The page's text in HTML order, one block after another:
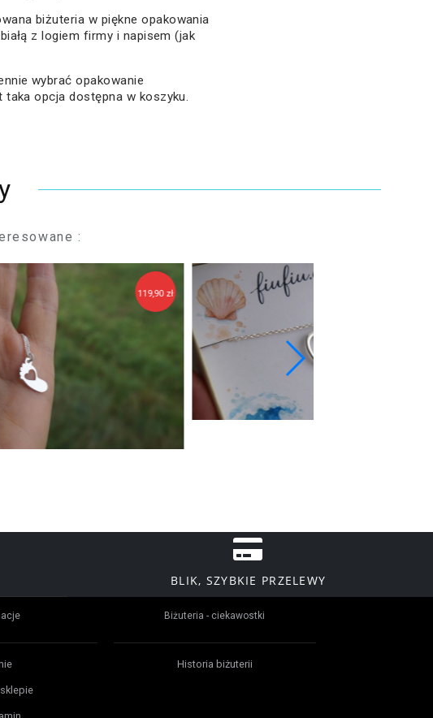
biżuteria w piękne opakowania
z logiem firmy i napisem (jak
wybrać opakowanie
opcja dostępna w koszyku.
:
zł 129,90 zł
BLIK, SZYBKIE PRZELEWY
Biżuteria - ciekawostki
Historia biżuterii